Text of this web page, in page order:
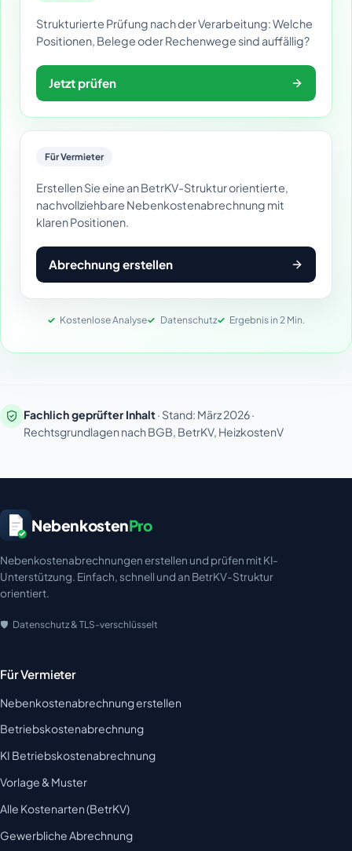
Strukturierte Prüfung nach der Verarbeitung: Welche
Positionen, Belege oder Rechenwege sind auffällig?
Jetzt prüfen
Für Vermieter
Erstellen Sie eine an BetrKV-Struktur orientierte,
nachvollziehbare Nebenkostenabrechnung mit
klaren Positionen.
Abrechnung erstellen
Kostenlose Analyse Datenschutz Ergebnis in 2 Min.
Fachlich geprüfter Inhalt· Stand: März 2026 ·
Rechtsgrundlagen nach BGB, BetrKV, HeizkostenV
NebenkostenPro
Nebenkostenabrechnungen erstellen und prüfen mit KI-
Unterstützung. Einfach, schnell und an BetrKV-Struktur
orientiert.
Datenschutz & TLS-verschlüsselt
Für Vermieter
Nebenkostenabrechnung erstellen
Betriebskostenabrechnung
KI Betriebskostenabrechnung
Vorlage & Muster
Alle Kostenarten (BetrKV)
Gewerbliche Abrechnung